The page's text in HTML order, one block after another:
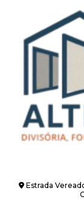
Estrada